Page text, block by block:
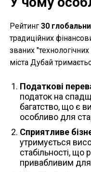
Рейтинг 30
традиційних
званих
міста Дубай
Податкові
податок на
багатство, що є
особливо для
Сприятливе
утримується
стабільності, що
привабливим для